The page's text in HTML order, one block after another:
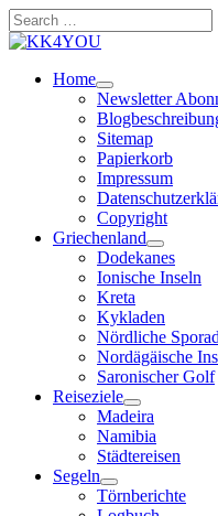
Zum
Inhalt
Search
…
Home
Newsletter
Sitemap
Papierkorb
Impressum
Copyright
Griechenland
Dodekanes
Ionische Inseln
Kreta
Kykladen
Nördliche
Nordägäische
Saronischer Golf
Reiseziele
Madeira
Namibia
Städtereisen
Segeln
Törnberichte